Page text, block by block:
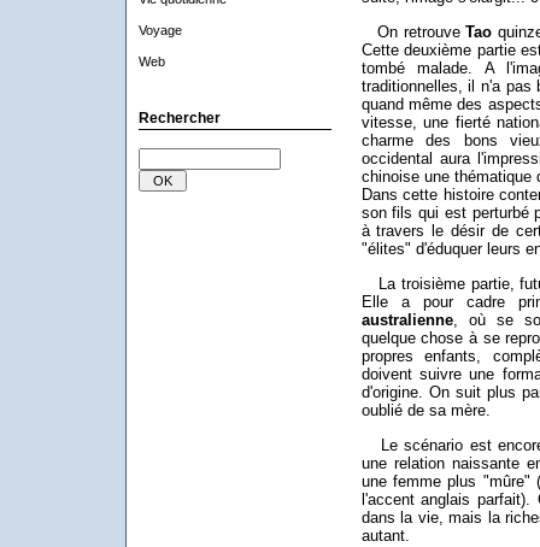
Voyage
Web
Rechercher
On retrouveTao
Cette deuxième partie
tombé malade. A
traditionnelles, il n'a pas
quand même des
vitesse, une fierté
charme des bons
occidental aura
chinoise une thématique
Dans cette histoire
son fils qui est perturbé
à travers le désir de
"élites" d'éduquer leurs
La troisième partie,
Elle a pour cadre
australienne, où se
quelque chose à se
propres enfants,
doivent suivre une
d'origine. On suit plus
oublié de sa mère.
Le scénario est
une relation naissante
une femme plus "mûre"
l'accent anglais
dans la vie, mais la
autant.